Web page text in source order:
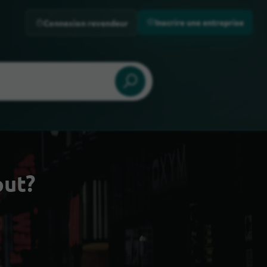
Connexion revendeur Inscrire une entreprise